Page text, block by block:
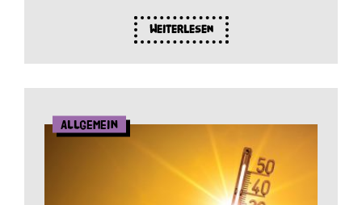
Weiterlesen
Allgemein